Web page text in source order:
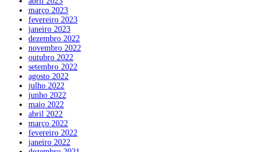
março 2023
fevereiro 2023
janeiro 2023
dezembro 2022
novembro 2022
outubro 2022
setembro 2022
agosto 2022
julho 2022
junho 2022
maio 2022
abril 2022
março 2022
fevereiro 2022
janeiro 2022